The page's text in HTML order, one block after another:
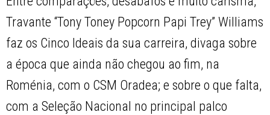
Travante “Tony Toney Popcorn Papi Trey” Williams
faz os Cinco Ideais da sua carreira, divaga sobre
a época que ainda não chegou ao fim, na
Roménia, com o CSM Oradea; e sobre o que falta,
com a Seleção Nacional no principal palco